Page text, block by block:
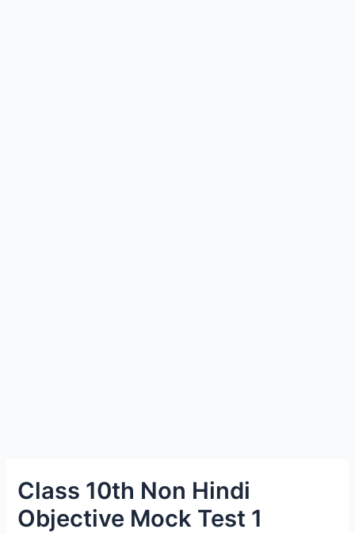
Class 10th Non Hindi
Objective Mock Test 1